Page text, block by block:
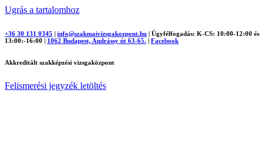
Ugrás a tartalomhoz
+36 30 131 0345 | info@szakmaivizsgakozpont.hu | Ügyfélfogadás: K-CS: 10:00-12:00 és
13:00:-16:00 | 1062 Budapest, Andrássy út 63-65. | Facebook
Akkreditált szakképzési vizsgaközpont
Felismerési jegyzék letöltés